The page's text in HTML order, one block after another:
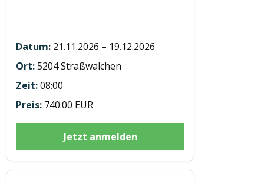
21.11.2026 – 19.12.2026
5204 Straßwalchen
08:00
740.00 EUR
Jetzt anmelden